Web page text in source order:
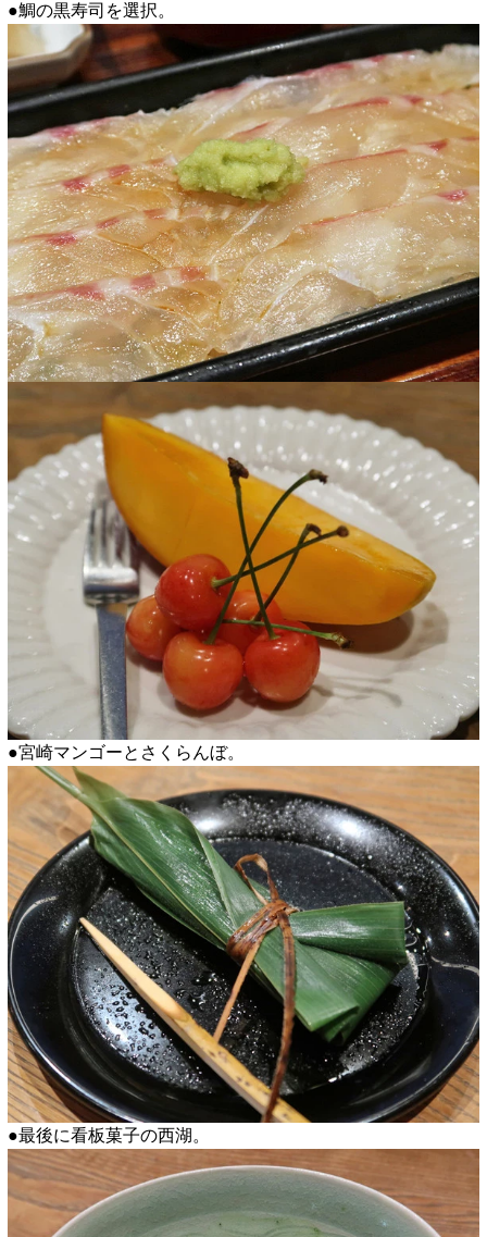
●鯛の黒寿司を選択。
●宮崎マンゴーとさくらんぼ。
●最後に看板菓子の西湖。